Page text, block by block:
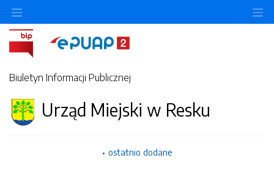
Biuletyn Informacji Publicznej
Urząd Miejski w Resku
ostatnio dodane